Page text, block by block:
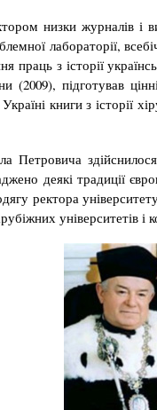
низки журналів і
лабораторії,
праць з історії
підготував
книги з історії
Петровича
деякі традиції
ректора
університетів і